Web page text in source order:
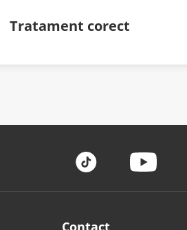
Tratament corect
Contact